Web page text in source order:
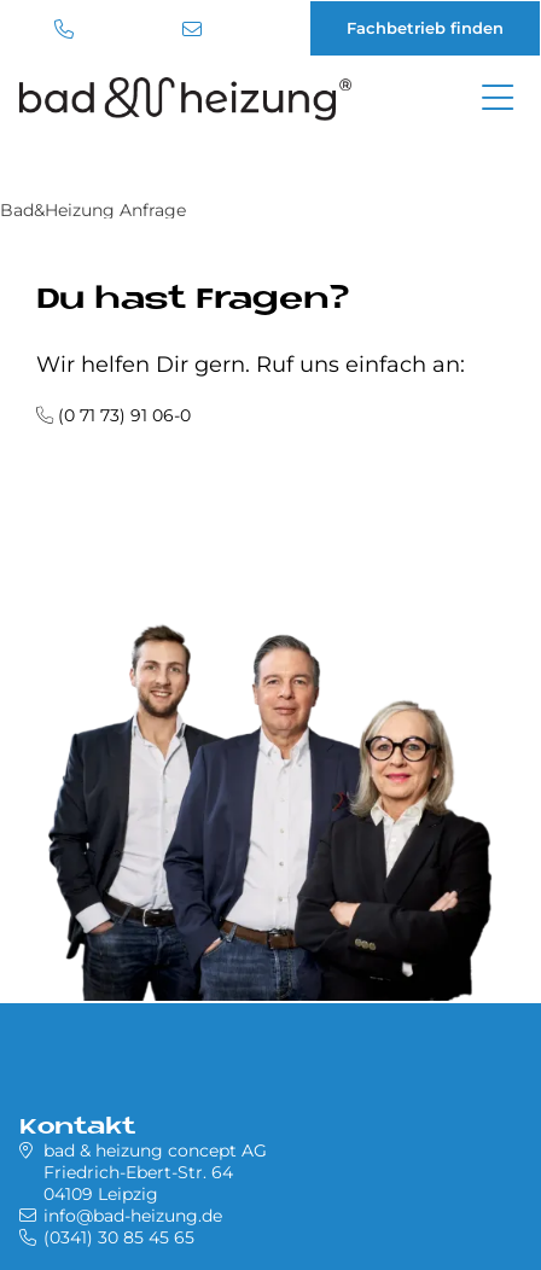
Fachbetrieb finden
Bad&Heizung Anfrage
Du hast Fragen?
Wir helfen Dir gern. Ruf uns einfach an:
(0 71 73) 91 06-0
Kontakt
bad & heizung concept AG
Friedrich-Ebert-Str. 64
04109 Leipzig
info@bad-heizung.de
(0341) 30 85 45 65